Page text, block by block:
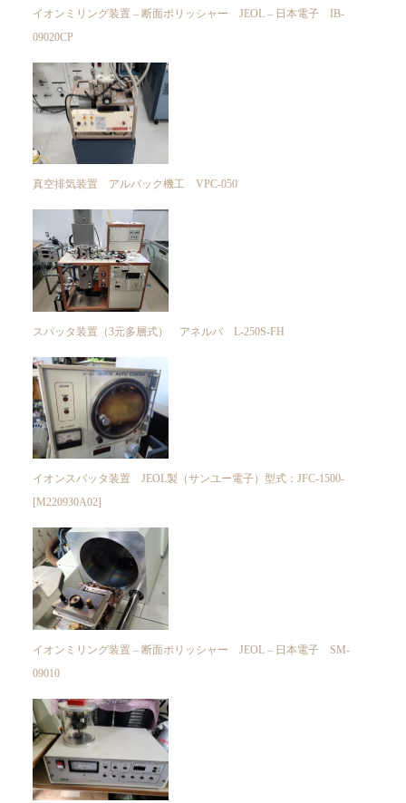
イオンミリング装置 – 断面ポリッシャー JEOL – 日本電子 IB-
09020CP
真空排気装置 アルバック機工 VPC-050
スパッタ装置（3元多層式） アネルバ L-250S-FH
イオンスパッタ装置 JEOL製（サンユー電子）型式：JFC-1500-
[M220930A02]
イオンミリング装置 – 断面ポリッシャー JEOL – 日本電子 SM-
09010